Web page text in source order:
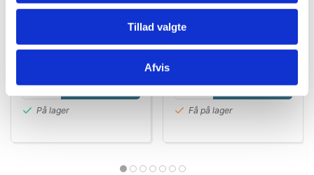
Tillad valgte
Afvis
SHAMPOO 300 ML
DKK 29,95
Køb nu
På lager
220ML
DKK 99,95
Køb nu
Få på lager